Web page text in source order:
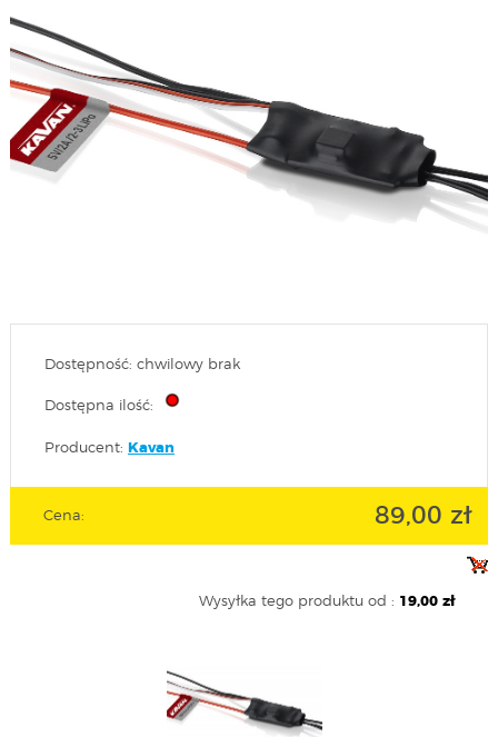
Dostępność: chwilowy brak
Dostępna ilość:
Producent: Kavan
Cena: 89,00 zł
Wysyłka tego produktu od : 19,00 zł